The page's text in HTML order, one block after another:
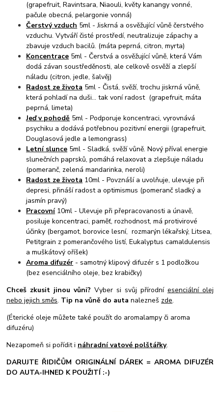
(grapefruit, Ravintsara, Niaouli, květy kanangy vonné,
pačule obecná, pelargonie vonná)
Čerstvý vzduch 5ml - Jiskrná a osvěžující vůně čerstvého
vzduchu. Vytváří čisté prostředí, neutralizuje zápachy a
zbavuje vzduch bacilů. (máta peprná, citron, myrta)
Koncentrace 5ml - Čerstvá a osvěžující vůně, která Vám
dodá závan soustředěnosti, ale celkově osvěží a zlepší
náladu (citron, jedle, šalvěj)
Radost ze života 5ml - Čistá, svěží, trochu jiskrná vůně,
která pohladí na duši... tak voní radost (grapefruit, máta
peprná, limeta)
Jeď v pohodě 5ml - Podporuje koncentraci, vyrovnává
psychiku a dodává potřebnou pozitivní energii (grapefruit,
Douglasová jedle a lemongrass)
Letní slunce 5ml - Sladká, svěží vůně. Nový příval energie
slunečních paprsků, pomáhá relaxovat a zlepšuje náladu
(pomeranč, zelená mandarinka, neroli)
Radost ze života 10ml - Povznáší a uvolňuje, ulevuje při
depresi, přináší radost a optimismus (pomeranč sladký a
jasmín pravý)
Pracovní10ml - Ulevuje při přepracovanosti a únavě,
posiluje koncentraci, paměť, rozhodnost, má protivirové
účinky (bergamot, borovice lesní, rozmarýn lékařský, Litsea,
Petitgrain z pomerančového listí, Eukalyptus camaldulensis
a muškátový oříšek)
Aroma difuzér - samotný klipový difuzér s 1 podložkou
(bez esenciálního oleje, bez krabičky)
Chceš zkusit jinou vůni? Vyber si svůj přírodní esenciální olej
nebo jejich směs. Tip na vůně do autanalezneš zde.
(Éterické oleje můžete také použít do aromalampy či aroma
difuzéru)
Nezapomeň si pořídit i náhradní vatové polštářky.
DARUJTE ŘIDIČŮM ORIGINÁLNÍ DÁREK = AROMA DIFUZÉR
DO AUTA-IHNED K POUŽITÍ :-)